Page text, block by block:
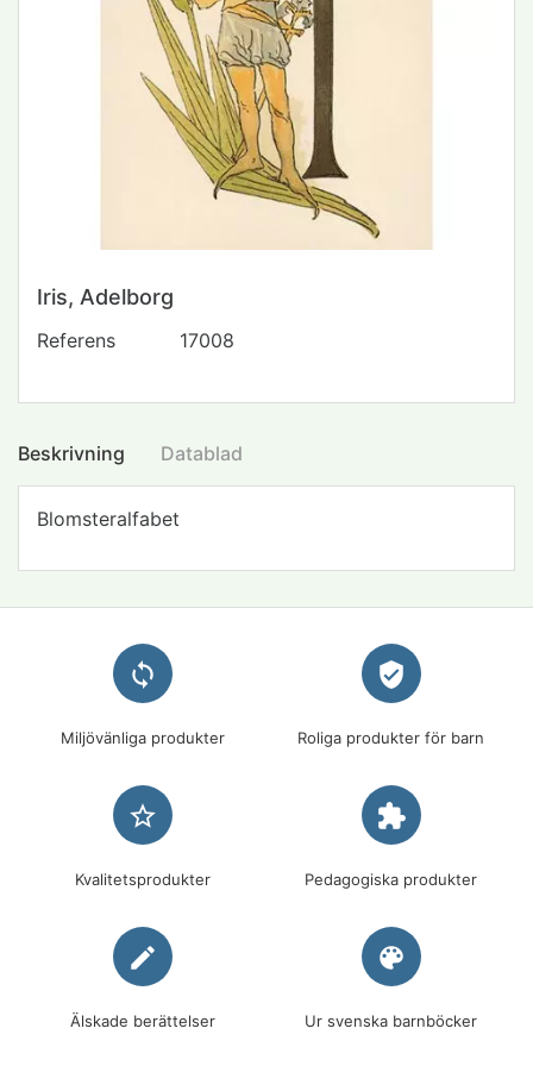
Iris, Adelborg
Referens 17008
Beskrivning Datablad
Blomsteralfabet
loop
Miljövänliga produkter
verified_user
Roliga produkter för barn
star_border
Kvalitetsprodukter
extension
Pedagogiska produkter
edit
Älskade berättelser
palette
Ur svenska barnböcker